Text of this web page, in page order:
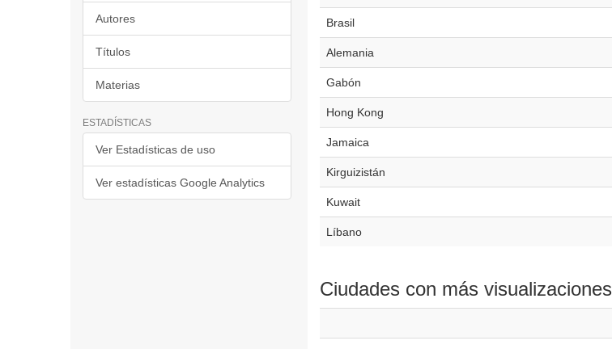
Autores
Títulos
Materias
ESTADÍSTICAS
Ver Estadísticas de uso
Ver estadísticas Google Analytics
Brasil
Alemania
Gabón
Hong Kong
Jamaica
Kirguizistán
Kuwait
Líbano
Ciudades con más visualizaciones